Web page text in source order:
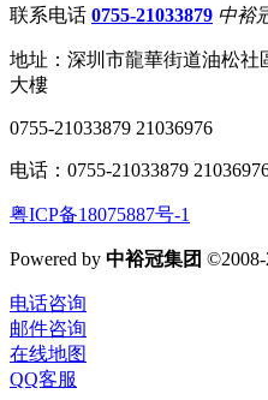
联系电话 0755-21033879 中裕
地址：深圳市龍華街道油松
大樓
0755-21033879 21036976
电话：0755-21033879
粤ICP备18075887号-1
Powered by 中裕冠集团 ©2008-
电话咨询
邮件咨询
在线地图
QQ客服